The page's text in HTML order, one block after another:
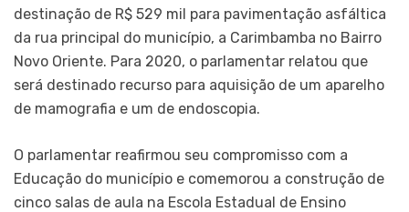
destinação de R$ 529 mil para pavimentação asfáltica
da rua principal do município, a Carimbamba no Bairro
Novo Oriente. Para 2020, o parlamentar relatou que
será destinado recurso para aquisição de um aparelho
de mamografia e um de endoscopia.
O parlamentar reafirmou seu compromisso com a
Educação do município e comemorou a construção de
cinco salas de aula na Escola Estadual de Ensino